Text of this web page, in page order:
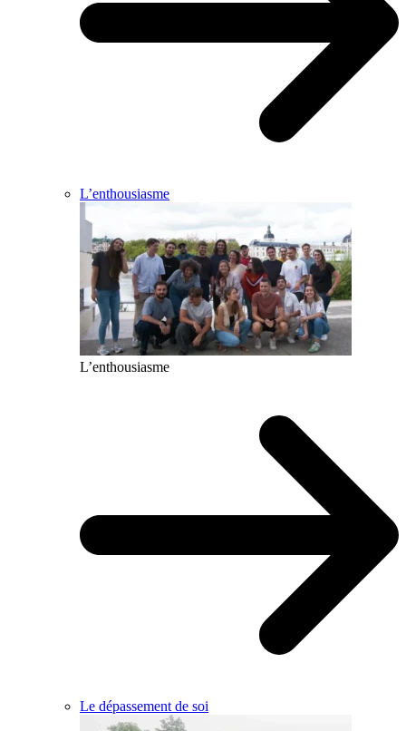
L’enthousiasme
L’enthousiasme
Le dépassement de soi